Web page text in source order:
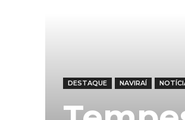
DESTAQUE NAVIRAÍ